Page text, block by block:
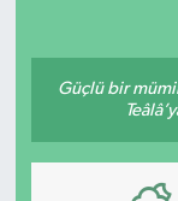
Güçlü bir